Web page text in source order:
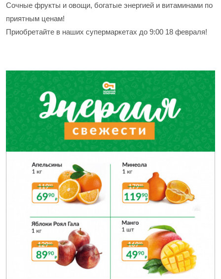
Сочные фрукты и овощи, богатые энергией и витаминами по
приятным ценам!
Приобретайте в наших супермаркетах до 9:00 18 февраля!